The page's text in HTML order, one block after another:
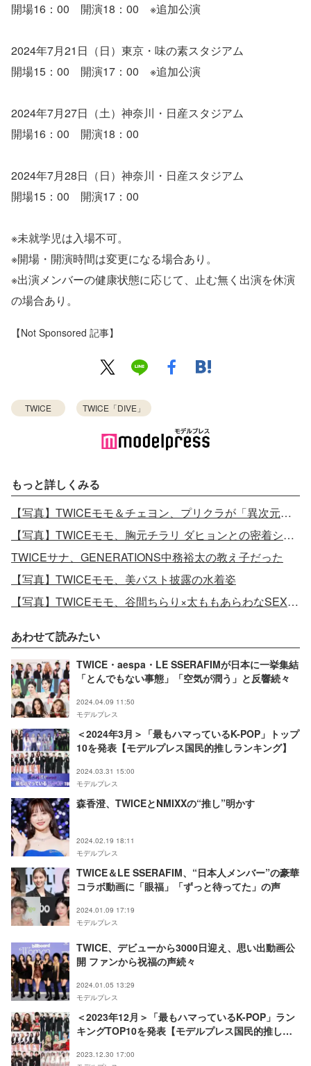
開場16：00 開演18：00 ※追加公演
2024年7月21日（日）東京・味の素スタジアム
開場15：00 開演17：00 ※追加公演
2024年7月27日（土）神奈川・日産スタジアム
開場16：00 開演18：00
2024年7月28日（日）神奈川・日産スタジアム
開場15：00 開演17：00
※未就学児は入場不可。
※開場・開演時間は変更になる場合あり。
※出演メンバーの健康状態に応じて、止む無く出演を休演
の場合あり。
【Not Sponsored 記事】
TWICE TWICE「DIVE」
もっと詳しくみる
【写真】TWICEモモ＆チェヨン、プリクラが「異次元の可愛さ」と話題
【写真】TWICEモモ、胸元チラリ ダヒョンとの密着ショット
TWICEサナ、GENERATIONS中務裕太の教え子だった
【写真】TWICEモモ、美バスト披露の水着姿
【写真】TWICEモモ、谷間ちらり×太ももあらわなSEXYショット
あわせて読みたい
TWICE・aespa・LE SSERAFIMが日本に一挙集結
「とんでもない事態」「空気が潤う」と反響続々
2024.04.09 11:50
モデルプレス
＜2024年3月＞「最もハマっているK-POP」トップ
10を発表【モデルプレス国民的推しランキング】
2024.03.31 15:00
モデルプレス
森香澄、TWICEとNMIXXの“推し”明かす
2024.02.19 18:11
モデルプレス
TWICE＆LE SSERAFIM、“日本人メンバー”の豪華
コラボ動画に「眼福」「ずっと待ってた」の声
2024.01.09 17:19
モデルプレス
TWICE、デビューから3000日迎え、思い出動画公
開 ファンから祝福の声続々
2024.01.05 13:29
モデルプレス
＜2023年12月＞「最もハマっているK-POP」ラン
キングTOP10を発表【モデルプレス国民的推しラ
2023.12.30 17:00